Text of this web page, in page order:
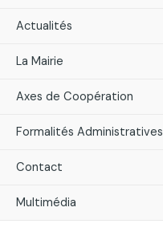
Actualités
La Mairie
Axes de Coopération
Formalités Administratives
Contact
Multimédia